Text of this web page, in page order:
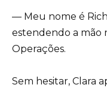
— Meu nome é
estendendo a mão
Operações.
Sem hesitar, Clara